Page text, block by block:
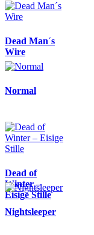
Dead Man´s
Wire
Normal
Dead of
Winter –
Eisige Stille
Nightsleeper